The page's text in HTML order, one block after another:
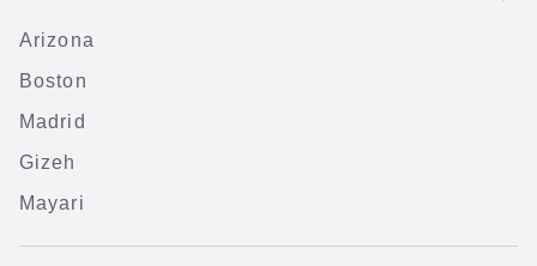
Arizona
Boston
Madrid
Gizeh
Mayari